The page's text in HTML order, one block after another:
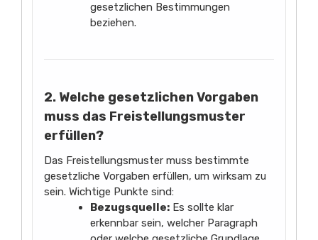
gesetzlichen Bestimmungen
beziehen.
2. Welche gesetzlichen Vorgaben
muss das Freistellungsmuster
erfüllen?
Das Freistellungsmuster muss bestimmte
gesetzliche Vorgaben erfüllen, um wirksam zu
sein. Wichtige Punkte sind:
Bezugsquelle: Es sollte klar
erkennbar sein, welcher Paragraph